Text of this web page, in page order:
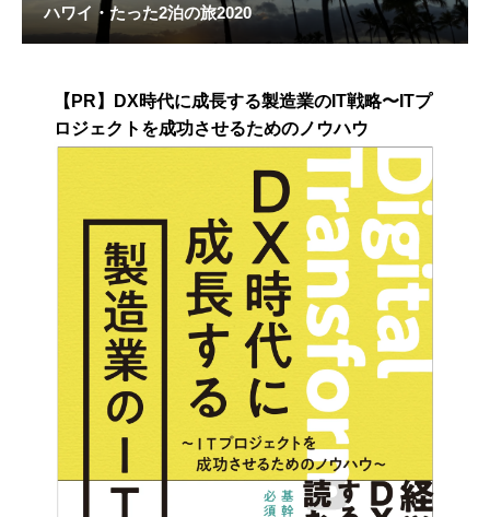
ハワイ・たった2泊の旅2020
【PR】DX時代に成長する製造業のIT戦略〜ITプ
ロジェクトを成功させるためのノウハウ